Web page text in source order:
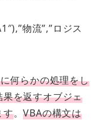
物流”,”ロジス
何らかの処理をし
果を返すオブジェ
す。VBAの構文は